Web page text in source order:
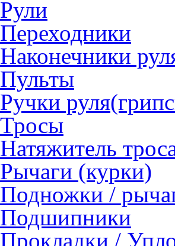
Рули
Переходники
Наконечники
Пульты
Ручки
Тросы
Натяжитель
Рычаги (курки)
Подножки /
Подшипники
Прокладки /